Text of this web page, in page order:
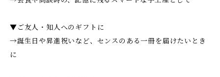
▼ご友人・知人へのギフトに
→誕生日や昇進祝いなど、センスのある一冊を届けたいとき
に